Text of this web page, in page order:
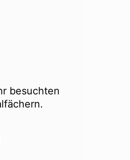
besuchten